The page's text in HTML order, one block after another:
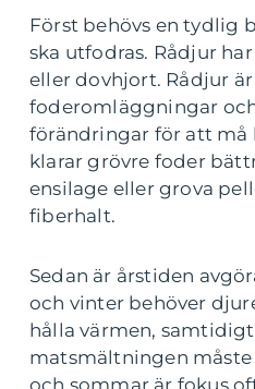
Först behövs en tydlig
ska utfodras. Rådjur
eller dovhjort. Rådjur
foderomläggningar
förändringar för att må
klarar grövre foder
ensilage eller grova
fiberhalt.
Sedan är årstiden
och vinter behöver
hålla värmen,
matsmältningen måste
och sommar är fokus